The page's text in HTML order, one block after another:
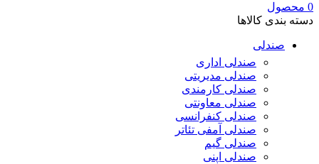
0 محصول
دسته بندی کالاها
صندلی
صندلی اداری
صندلی مدیریتی
صندلی کارمندی
صندلی معاونتی
صندلی کنفرانسی
صندلی آمفی تئاتر
صندلی گیم
صندلی اپنی